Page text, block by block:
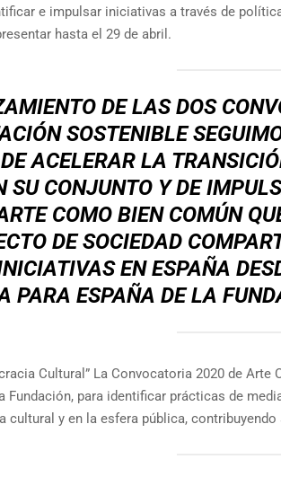
e impulsar iniciativas a través de
hasta el 29 de abril.
DE LAS DOS
SOSTENIBLE
ACELERAR LA
SU CONJUNTO Y DE
COMO BIEN COMÚN
DE SOCIEDAD
EN ESPAÑA
PARA ESPAÑA DE LA
Cultural” La Convocatoria 2020 de
Fundación, para identificar prácticas de
cultural y en la esfera pública,